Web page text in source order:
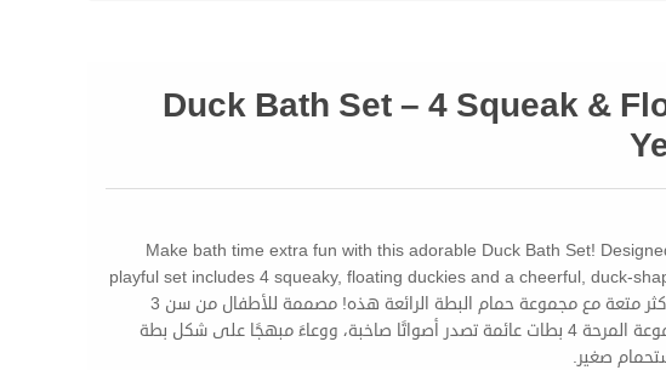
Duck Bath Set – 4 Squeak &
Make bath time extra fun with this adorable Duck Bath Set!
playful set includes 4 squeaky, floating duckies and a cheerful, duck-
or mini tub. اجعل وقت الاستحمام أكثر متعة مع مجموعة حمام البطة الرائعة هذه! مصممة للأطفال من سن 3
سنوات فما فوق، تتضمن هذه المجموعة المرحة 4 بطات عائمة تصدر أصواتًا صاخبة، ووعاءً مبهجًا على شكل بطة
صغير.